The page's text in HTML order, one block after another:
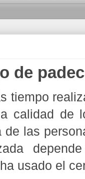
de
tiempo
calidad de
las
usado el